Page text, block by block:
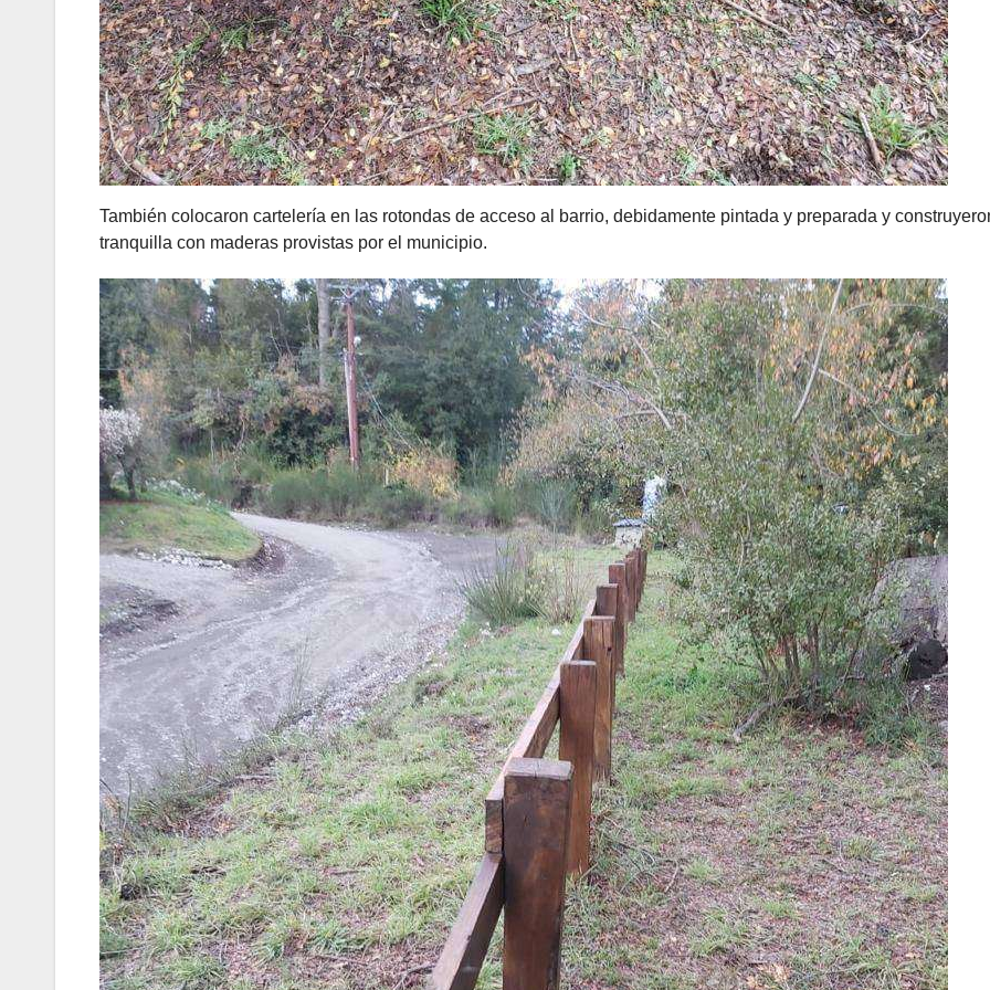
También colocaron cartelería en las rotondas de acceso al barrio, debidamente pintada y preparada y
tranquilla con maderas provistas por el municipio.